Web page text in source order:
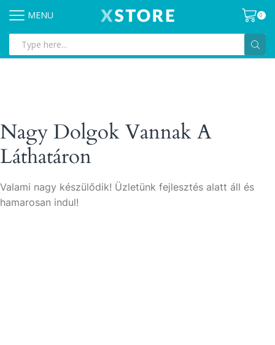
MENU 0
input
Nagy Dolgok Vannak A
Láthatáron
Valami nagy készülődik! Üzletünk fejlesztés alatt áll és
hamarosan indul!